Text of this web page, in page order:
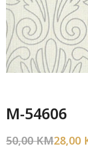
M-54606
50,00KM28,00